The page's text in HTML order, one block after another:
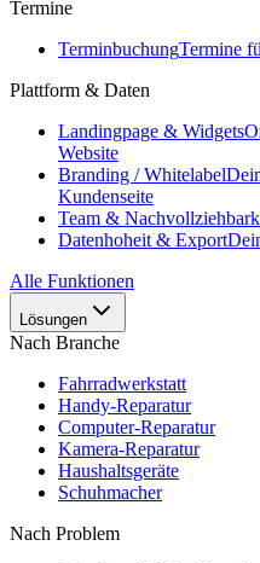
Termine
TerminbuchungTermine
Plattform & Daten
Landingpage & Widgets
Website
Branding / Whitelabel
Kundenseite
Team &
Datenhoheit & Export
Alle Funktionen
Lösungen
Nach Branche
Fahrradwerkstatt
Handy-Reparatur
Computer-Reparatur
Kamera-Reparatur
Haushaltsgeräte
Schuhmacher
Nach Problem